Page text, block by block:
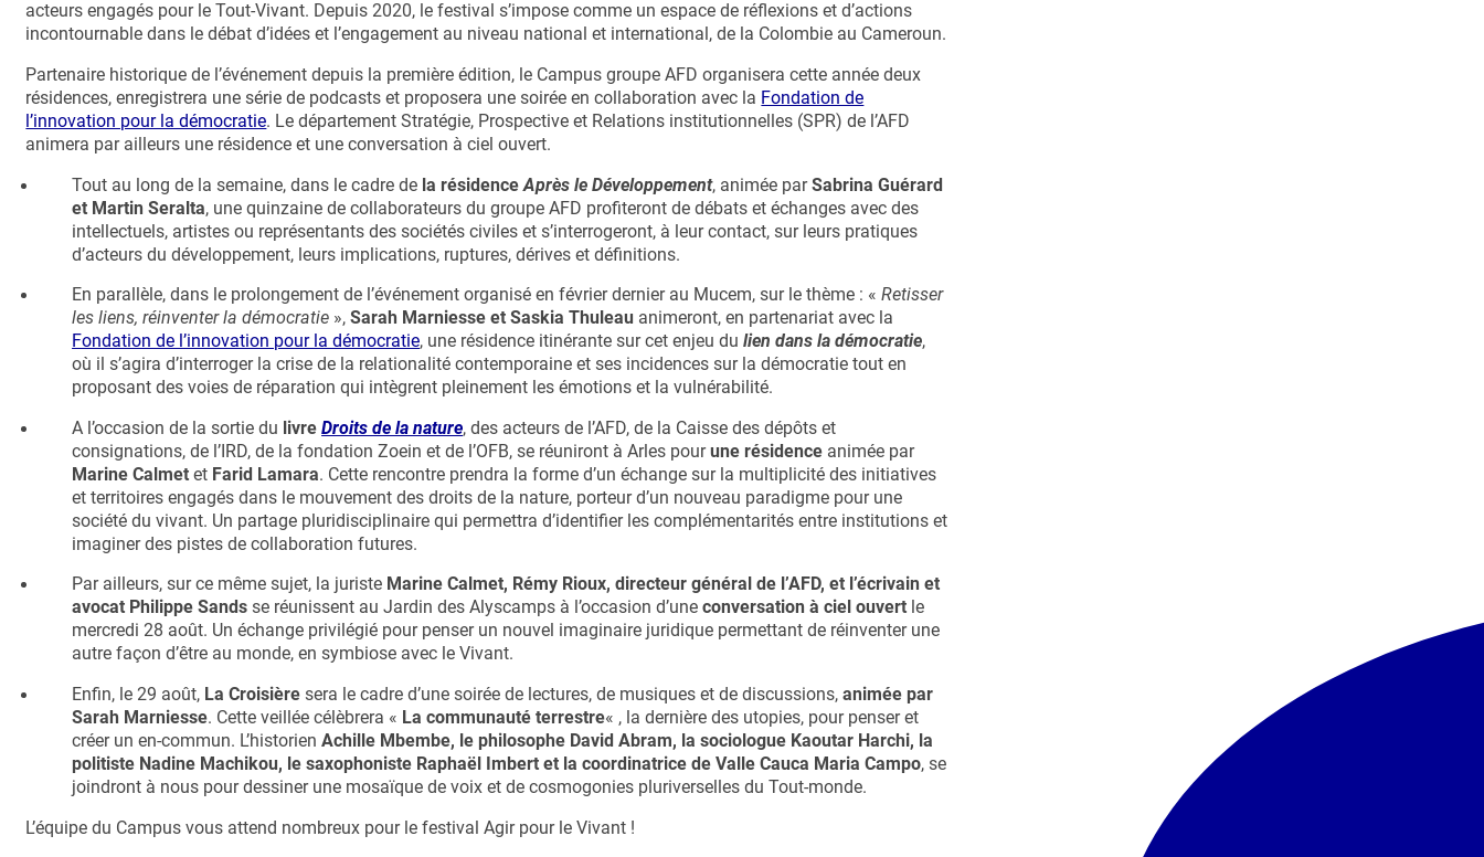
acteurs engagés pour le Tout-Vivant. Depuis 2020, le festival s’impose comme un espace de réflexions et d’actions
incontournable dans le débat d’idées et l’engagement au niveau national et international, de la Colombie au Cameroun.
Partenaire historique de l’événement depuis la première édition, le Campus groupe AFD organisera cette année deux
résidences, enregistrera une série de podcasts et proposera une soirée en collaboration avec la Fondation de
l’innovation pour la démocratie. Le département Stratégie, Prospective et Relations institutionnelles (SPR) de l’AFD
animera par ailleurs une résidence et une conversation à ciel ouvert.
Tout au long de la semaine, dans le cadre de la résidenceAprès le Développement, animée parSabrina Guérard
et Martin Seralta, une quinzaine de collaborateurs du groupe AFD profiteront de débats et échanges avec des
intellectuels, artistes ou représentants des sociétés civiles et s’interrogeront, à leur contact, sur leurs pratiques
d’acteurs du développement, leurs implications, ruptures, dérives et définitions.
En parallèle, dans le prolongement de l’événement organisé en février dernier au Mucem, sur le thème : «Retisser
les liens, réinventer la démocratie »,Sarah Marniesse et Saskia Thuleau animeront, en partenariat avec la
Fondation de l’innovation pour la démocratie, une résidence itinérante sur cet enjeu du lien dans la démocratie,
où il s’agira d’interroger la crise de la relationalité contemporaine et ses incidences sur la démocratie tout en
proposant des voies de réparation qui intègrent pleinement les émotions et la vulnérabilité.
A l’occasion de la sortie du livreDroits de la nature, des acteurs de l’AFD, de la Caisse des dépôts et
consignations, de l’IRD, de la fondation Zoein et de l’OFB, se réuniront à Arles pourune résidence animée par
Marine Calmet et Farid Lamara. Cette rencontre prendra la forme d’un échange sur la multiplicité des initiatives
et territoires engagés dans le mouvement des droits de la nature, porteur d’un nouveau paradigme pour une
société du vivant. Un partage pluridisciplinaire qui permettra d’identifier les complémentarités entre institutions et
imaginer des pistes de collaboration futures.
Par ailleurs, sur ce même sujet, la juriste Marine Calmet, Rémy Rioux, directeur général de l’AFD, et l’écrivain et
avocat Philippe Sands se réunissent au Jardin des Alyscamps à l’occasion d’uneconversation à ciel ouvert le
mercredi 28 août. Un échange privilégié pour penser un nouvel imaginaire juridique permettant de réinventer une
autre façon d’être au monde, en symbiose avec le Vivant.
Enfin, le 29 août, La Croisière sera le cadre d’une soirée de lectures, de musiques et de discussions,animée par
Sarah Marniesse. Cette veillée célèbrera « La communauté terrestre« , la dernière des utopies, pour penser et
créer un en-commun. L’historienAchille Mbembe, le philosophe David Abram, la sociologue Kaoutar Harchi, la
politiste Nadine Machikou, le saxophoniste Raphaël Imbert et la coordinatrice de Valle Cauca Maria Campo, se
joindront à nous pour dessiner une mosaïque de voix et de cosmogonies pluriverselles du Tout-monde.
L’équipe du Campus vous attend nombreux pour le festival Agir pour le Vivant !